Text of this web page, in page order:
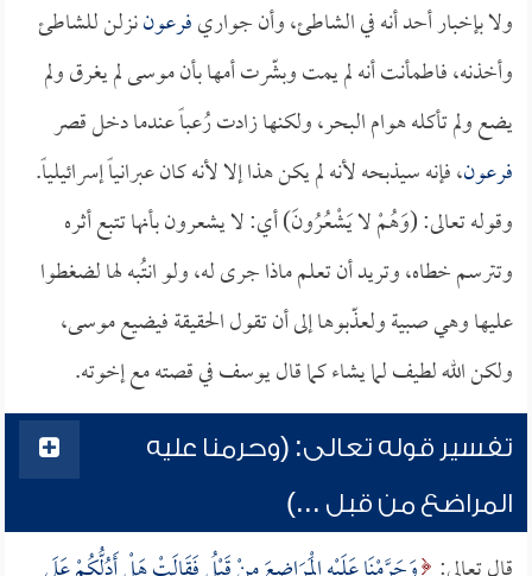
ولا بإخبار أحد أنه في الشاطئ، وأن جواريفرعوننزلن للشاطئ
وأخذنه، فاطمأنت أنه لم يمت وبشّرت أمها بأن موسى لم يغرق ولم
يضع ولم تأكله هوام البحر، ولكنها زادت رُعباً عندما دخل قصر
فرعون، فإنه سيذبحه لأنه لم يكن هذا إلا لأنه كان عبرانياً إسرائيلياً.
وقوله تعالى: (وَهُمْ لا يَشْعُرُونَ) أي: لا يشعرون بأنها تتبع أثره
وتترسم خطاه، وتريد أن تعلم ماذا جرى له، ولو انتُبه لها لضغطوا
عليها وهي صبية ولعذّبوها إلى أن تقول الحقيقة فيضيع موسى،
ولكن الله لطيف لما يشاء كما قال يوسف في قصته مع إخوته.
تفسير قوله تعالى: (وحرمنا عليه
المراضع من قبل ...)